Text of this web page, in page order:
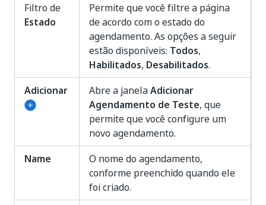
Filtro de
Estado
Permite que você filtre a página
de acordo com o estado do
agendamento. As opções a seguir
estão disponíveis: Todos,
Habilitados, Desabilitados.
Adicionar
Abre a janelaAdicionar
Agendamento de Teste, que
permite que você configure um
novo agendamento.
Name
O nome do agendamento,
conforme preenchido quando ele
foi criado.